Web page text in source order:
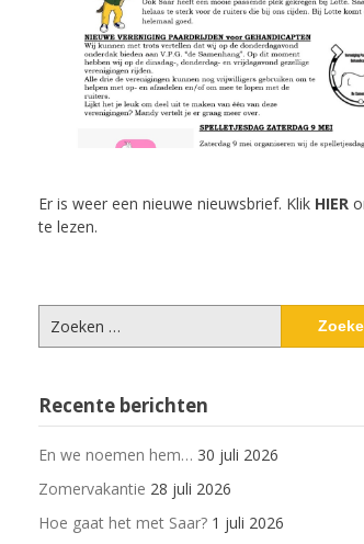
Er is weer een nieuwe nieuwsbrief. Klik HIER
te lezen.
naar:
Recente berichten
En we noemen hem… 30 juli 2026
Zomervakantie 28 juli 2026
Hoe gaat het met Saar? 1 juli 2026